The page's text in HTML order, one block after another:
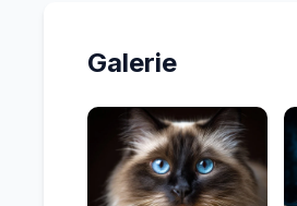
Galerie